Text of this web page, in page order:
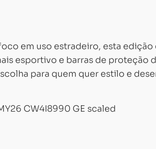
em uso estradeiro, esta
esportivo e barras de proteção
para quem quer estilo e